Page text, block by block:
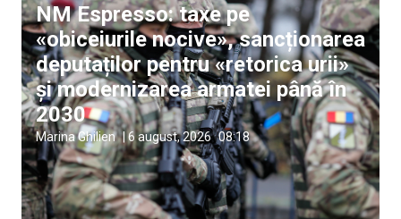
NM Espresso: taxe pe
«obiceiurile nocive», sancționarea
deputaților pentru «retorica urii»
și modernizarea armatei până în
2030
Marina Ghilien | 6 august, 2026 08:18